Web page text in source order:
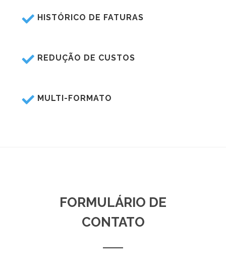
HISTÓRICO DE FATURAS
REDUÇÃO DE CUSTOS
MULTI-FORMATO
FORMULÁRIO DE
CONTATO